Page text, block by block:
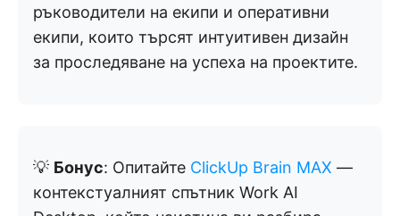
ръководители на екипи и оперативни
екипи, които търсят интуитивен дизайн
за проследяване на успеха на проектите.
💡 Бонус: Опитайте ClickUp Brain MAX —
контекстуалният спътник Work AI